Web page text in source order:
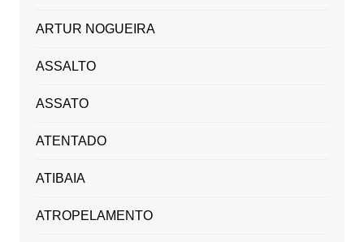
ARTUR NOGUEIRA
ASSALTO
ASSATO
ATENTADO
ATIBAIA
ATROPELAMENTO